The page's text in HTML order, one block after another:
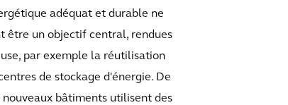
adéquat et durable ne
être un objectif central, rendues
par exemple la réutilisation
de stockage d'énergie. De
bâtiments utilisent des